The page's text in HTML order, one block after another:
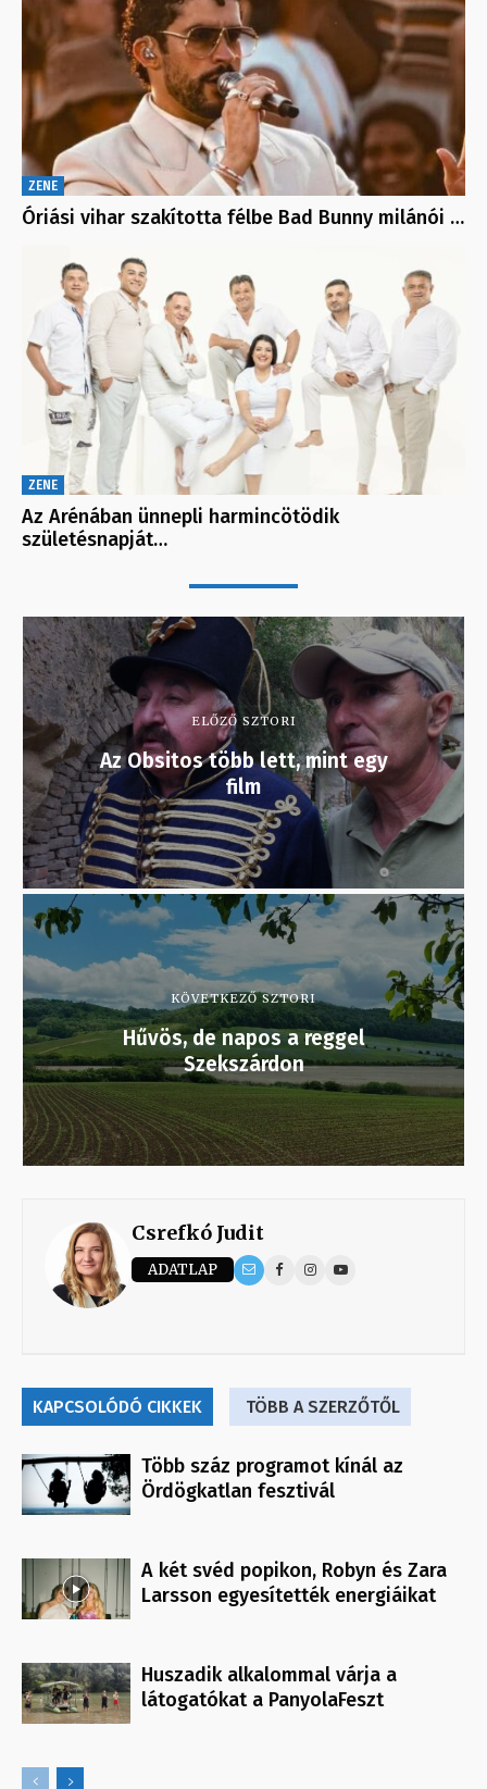
ZENE
Óriási vihar szakította félbe Bad Bunny milánói …
ZENE
Az Arénában ünnepli harmincötödik
születésnapját…
ELŐZŐ SZTORI
Az Obsitos több lett, mint egy
film
KÖVETKEZŐ SZTORI
Hűvös, de napos a reggel
Szekszárdon
Csrefkó Judit
ADATLAP
KAPCSOLÓDÓ CIKKEK TÖBB A SZERZŐTŐL
Több száz programot kínál az
Ördögkatlan fesztivál
A két svéd popikon, Robyn és Zara
Larsson egyesítették energiáikat
Huszadik alkalommal várja a
látogatókat a PanyolaFeszt